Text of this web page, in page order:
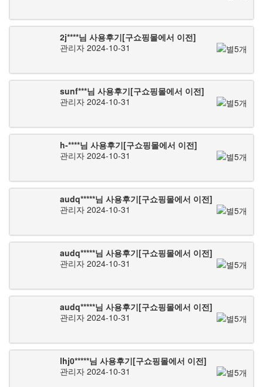
2j****님 사용후기[구쇼핑몰에서 이전]
관리자 2024-10-31
sunf***님 사용후기[구쇼핑몰에서 이전]
관리자 2024-10-31
h-****님 사용후기[구쇼핑몰에서 이전]
관리자 2024-10-31
audq*****님 사용후기[구쇼핑몰에서 이전]
관리자 2024-10-31
audq*****님 사용후기[구쇼핑몰에서 이전]
관리자 2024-10-31
audq*****님 사용후기[구쇼핑몰에서 이전]
관리자 2024-10-31
lhj0*****님 사용후기[구쇼핑몰에서 이전]
관리자 2024-10-31